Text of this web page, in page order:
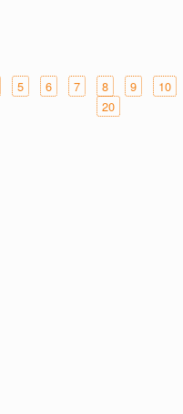
5 6 7 8 9 10
20